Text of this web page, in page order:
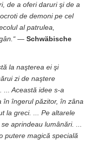
de a oferi daruri şi de a
de demoni pe cel
al patrulea,
— Schwäbische
la naşterea ei şi
zi de naştere
... Această idee s-a
în îngerul păzitor, în zâna
la greci. ... Pe altarele
aprindeau lumânări. ...
putere magică specială